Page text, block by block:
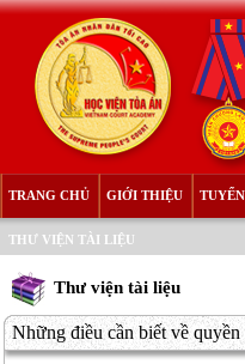
TRANG CHỦ GIỚI THIỆU
THƯ VIỆN TÀI LIỆU
Thư viện tài liệu
Những điều cần biết về quyền